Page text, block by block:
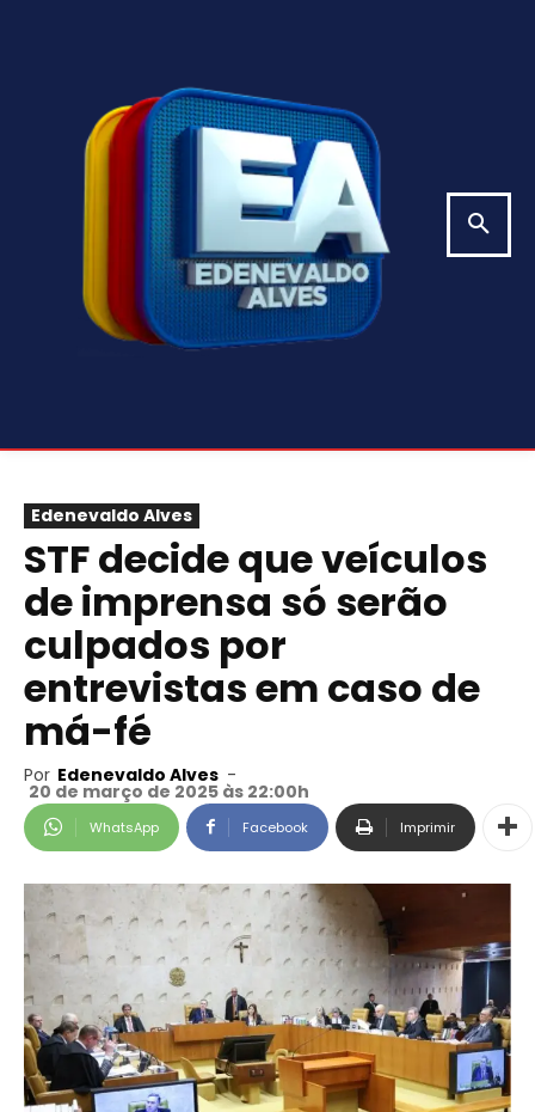
Edenevaldo Alves
STF decide que veículos
de imprensa só serão
culpados por
entrevistas em caso de
má-fé
Por Edenevaldo Alves -
20 de março de 2025 às 22:00h
WhatsApp Facebook Imprimir